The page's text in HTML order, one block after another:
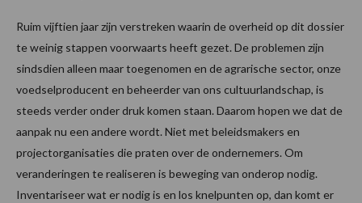
Ruim vijftien jaar zijn verstreken waarin de overheid op dit dossier
te weinig stappen voorwaarts heeft gezet. De problemen zijn
sindsdien alleen maar toegenomen en de agrarische sector, onze
voedselproducent en beheerder van ons cultuurlandschap, is
steeds verder onder druk komen staan. Daarom hopen we dat de
aanpak nu een andere wordt. Niet met beleidsmakers en
projectorganisaties die praten over de ondernemers. Om
veranderingen te realiseren is beweging van onderop nodig.
Inventariseer wat er nodig is en los knelpunten op, dan komt er